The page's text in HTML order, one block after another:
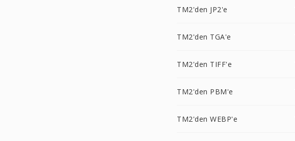
TM2'den JP2'e
TM2'den TGA'e
TM2'den TIFF'e
TM2'den PBM'e
TM2'den WEBP'e